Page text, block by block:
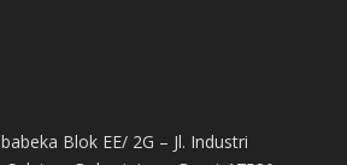
Blok EE/ 2G – Jl. Industri